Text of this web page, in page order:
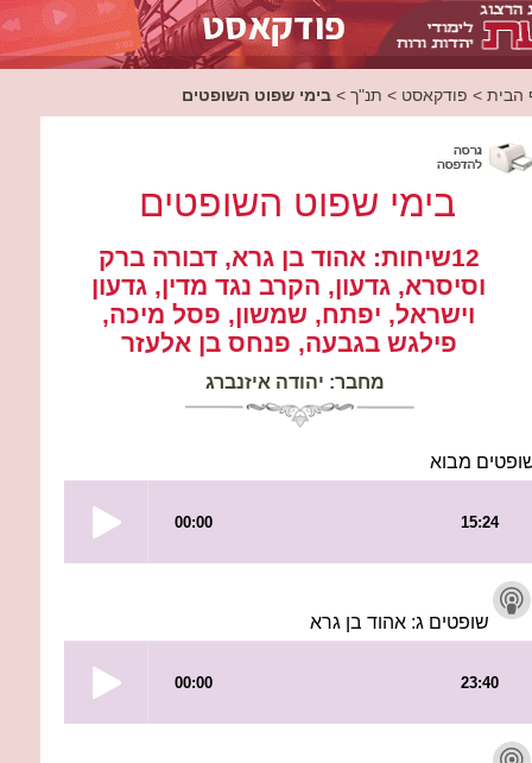
הבית > פודקאסט > תנ"ך > בימי שפוט השופטים
בימי שפוט השופטים
12שיחות: אהוד בן גרא, דבורה ברק
וסיסרא, גדעון, הקרב נגד מדין, גדעון
וישראל, יפתח, שמשון, פסל מיכה,
פילגש בגבעה, פנחס בן אלעזר
מחבר: יהודה איזנברג
מבוא
שופטים ג: אהוד בן גרא